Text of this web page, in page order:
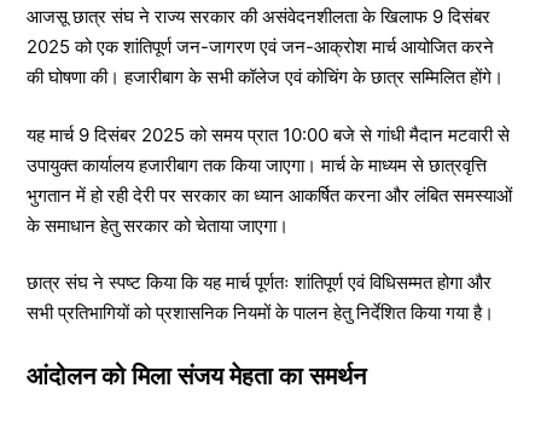
आजसू छात्र संघ ने राज्य सरकार की असंवेदनशीलता के खिलाफ 9 दिसंबर
2025 को एक शांतिपूर्ण जन-जागरण एवं जन-आक्रोश मार्च आयोजित करने
की घोषणा की। हजारीबाग के सभी कॉलेज एवं कोचिंग के छात्र सम्मिलित होंगे।
यह मार्च 9 दिसंबर 2025 को समय प्रात 10:00 बजे से गांधी मैदान मटवारी से
उपायुक्त कार्यालय हजारीबाग तक किया जाएगा। मार्च के माध्यम से छात्रवृत्ति
भुगतान में हो रही देरी पर सरकार का ध्यान आकर्षित करना और लंबित समस्याओं
के समाधान हेतु सरकार को चेताया जाएगा।
छात्र संघ ने स्पष्ट किया कि यह मार्च पूर्णतः शांतिपूर्ण एवं विधिसम्मत होगा और
सभी प्रतिभागियों को प्रशासनिक नियमों के पालन हेतु निर्देशित किया गया है।
आंदोलन को मिला संजय मेहता का समर्थन